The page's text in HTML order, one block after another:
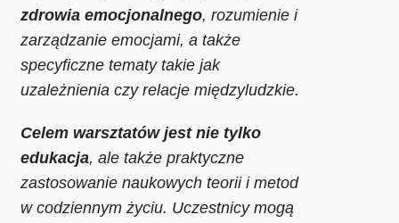
zdrowia emocjonalnego, rozumienie i
zarządzanie emocjami, a także
specyficzne tematy takie jak
uzależnienia czy relacje międzyludzkie.
Celem warsztatów jest nie tylko
edukacja, ale także praktyczne
zastosowanie naukowych teorii i metod
w codziennym życiu. Uczestnicy mogą